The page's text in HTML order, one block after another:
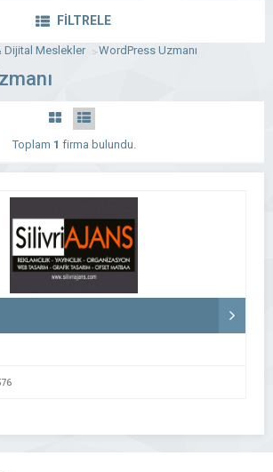
FİLTRELE
Dijital Meslekler WordPress Uzmanı
Toplam 1 firma bulundu.